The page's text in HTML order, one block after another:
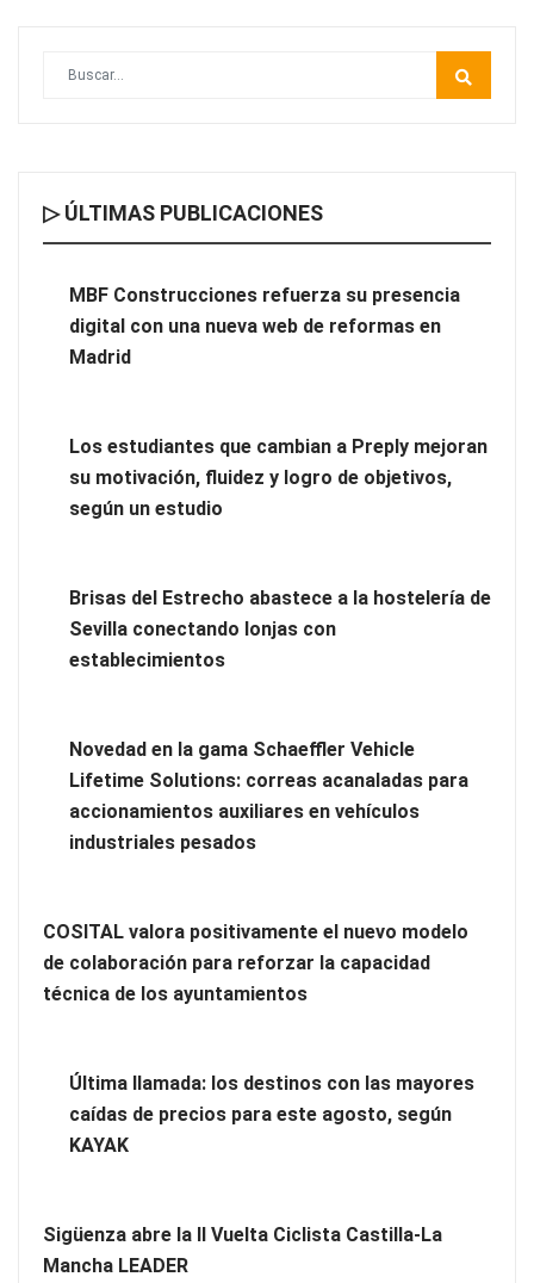
nueva web de reformas en Madrid
Los estudiantes que cambian a Preply mejoran su motivación,
conectando lonjas con establecimientos
▷ ÚLTIMAS PUBLICACIONES
MBF Construcciones refuerza su presencia
digital con una nueva web de reformas en
Madrid
Los estudiantes que cambian a Preply mejoran
su motivación, fluidez y logro de objetivos,
según un estudio
Brisas del Estrecho abastece a la hostelería de
Sevilla conectando lonjas con
establecimientos
Novedad en la gama Schaeffler Vehicle
Lifetime Solutions: correas acanaladas para
accionamientos auxiliares en vehículos
industriales pesados
COSITAL valora positivamente el nuevo modelo
de colaboración para reforzar la capacidad
técnica de los ayuntamientos
Última llamada: los destinos con las mayores
caídas de precios para este agosto, según
KAYAK
Sigüenza abre la II Vuelta Ciclista Castilla-La
Mancha LEADER